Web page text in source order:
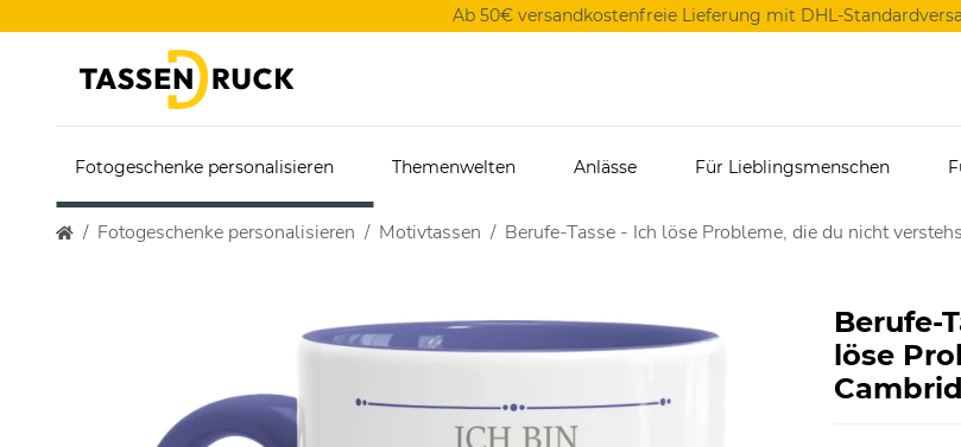
Ab 50€ versandkostenfreie Lieferung mit DHL-
Fotogeschenke personalisieren Themenwelten Anlässe Für Lieblingsmenschen
Fotogeschenke personalisieren Motivtassen Berufe-Tasse - Ich löse Probleme, die du nicht
Berufe-
löse